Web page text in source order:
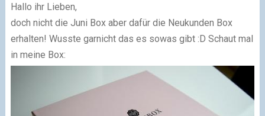
Hallo ihr Lieben,
doch nicht die Juni Box aber dafür die Neukunden Box
erhalten! Wusste garnicht das es sowas gibt :D Schaut mal
in meine Box: